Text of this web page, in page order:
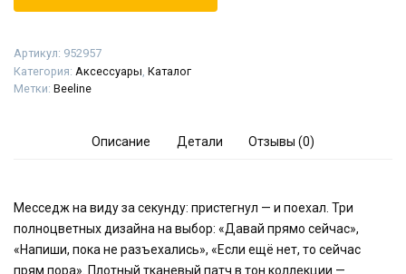
Артикул: 952957
Категория: Аксессуары Каталог
Метки: Beeline
Описание Детали Отзывы (0)
Месседж на виду за секунду: пристегнул — и поехал. Три
полноцветных дизайна на выбор: «Давай прямо сейчас»,
«Напиши, пока не разъехались», «Если ещё нет, то сейчас
прям пора». Плотный тканевый патч в тон коллекции —